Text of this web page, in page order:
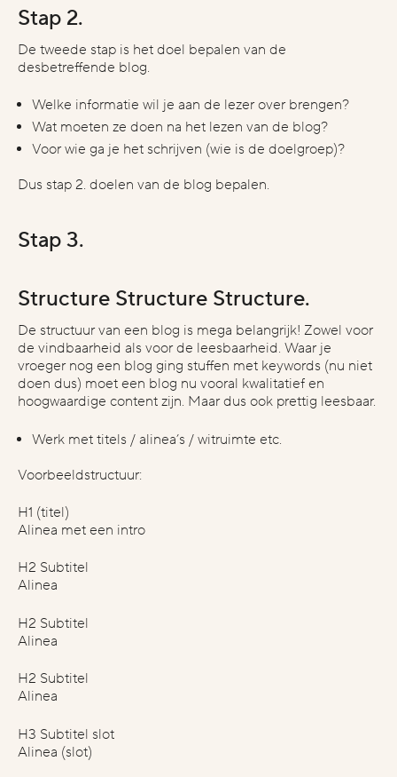
samenwerking heb je in
€1.000 - €2.000 €2.000 - €5.000
Stap 2.
De tweede stap is het doel bepalen van de
desbetreffende blog.
Welke informatie wil je aan de lezer over brengen?
Wat moeten ze doen na het lezen van de blog?
Voor wie ga je het schrijven (wie is de doelgroep)?
Dus stap 2. doelen van de blog bepalen.
Stap 3.
Structure Structure Structure.
De structuur van een blog is mega belangrijk! Zowel voor
de vindbaarheid als voor de leesbaarheid. Waar je
vroeger nog een blog ging stuffen met keywords (nu niet
doen dus) moet een blog nu vooral kwalitatief en
hoogwaardige content zijn. Maar dus ook prettig leesbaar.
Werk met titels / alinea’s / witruimte etc.
Voorbeeldstructuur:
H1 (titel)
Alinea met een intro
H2 Subtitel
Alinea
H2 Subtitel
Alinea
H2 Subtitel
Alinea
H3 Subtitel slot
Alinea (slot)